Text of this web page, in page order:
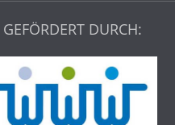
GEFÖRDERT DURCH: